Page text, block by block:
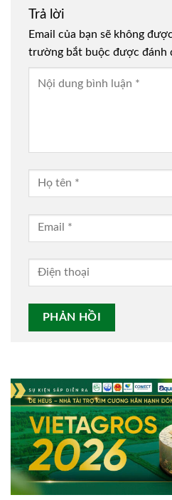
Trả lời
Email của bạn sẽ không
trường bắt buộc được đánh